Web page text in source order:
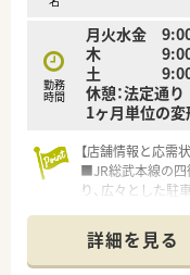
たりです。
【やりがい/おすす
■個人ノルマがな
り組む文化があ
■患者様とのコミ
談してよかった」
がいです。
■千葉県内に根付
なく、一つの地
環境です。
勤務
時間
月火水金
木 9:00
土 9:00
休憩：法定通り
1ヶ月単位の
【店舗情報と応需
■JR総武本線の四
り、広々とした駐
■近隣の医院より
平均30枚ほど応
す。
詳細を見る